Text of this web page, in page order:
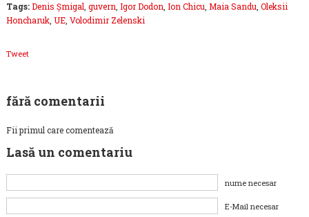
Tags:Denis Șmigal guvern Igor Dodon Ion Chicu Maia Sandu Oleksii
Honcharuk, UE, Volodimir Zelenski
Tweet
fără comentarii
Fii primul care comentează
Lasă un comentariu
nume necesar
E-Mail necesar